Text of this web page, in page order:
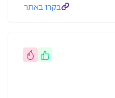
בקרו באתר